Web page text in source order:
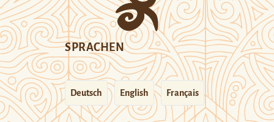
SPRACHEN
Deutsch English Français